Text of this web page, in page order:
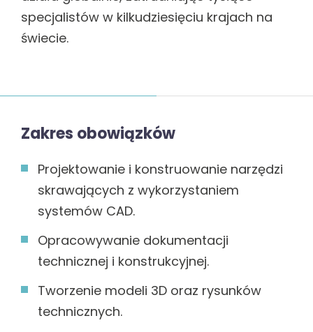
specjalistów w kilkudziesięciu krajach na
świecie.
Zakres obowiązków
Projektowanie i konstruowanie narzędzi
skrawających z wykorzystaniem
systemów CAD.
Opracowywanie dokumentacji
technicznej i konstrukcyjnej.
Tworzenie modeli 3D oraz rysunków
technicznych.